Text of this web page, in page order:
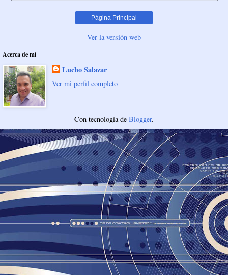
Página Principal
Ver la versión web
Acerca de mí
Lucho Salazar
Ver mi perfil completo
Con tecnología de Blogger.